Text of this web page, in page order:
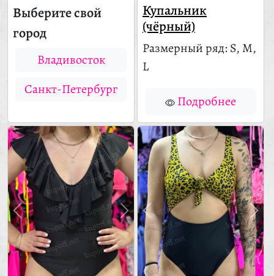
Выберите свой
город
Владивосток
Санкт-Петербург
Купальник
(чёрный)
Размерный ряд: S, M,
L
Подробнее